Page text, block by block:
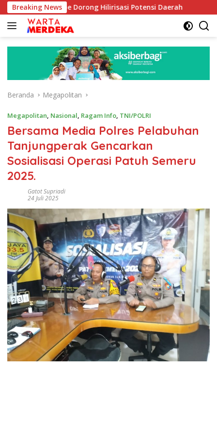
Langsung
ke
konten
Breaking News
Aboe Dorong Hilirisasi Potensi Daerah DPR Dorong
Beranda Megapolitan
Megapolitan, Nasional, Ragam Info, TNI/POLRI
Bersama Media Polres Pelabuhan
Tanjungperak Gencarkan
Sosialisasi Operasi Patuh Semeru
2025.
Gatot Supriadi
24 Juli 2025